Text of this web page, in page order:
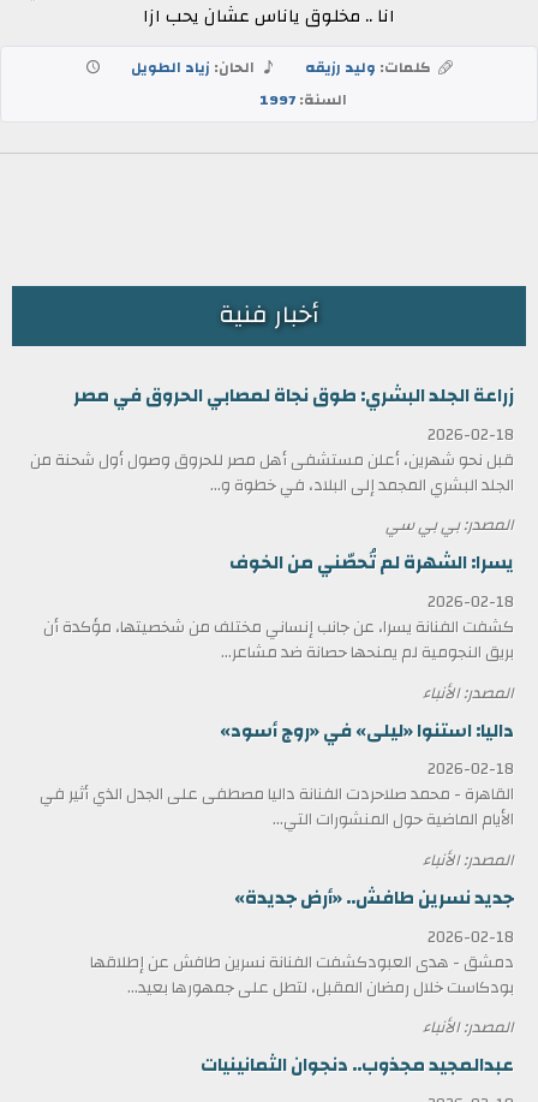
انا .. مخلوق ياناس عشان يحب ازا
كلمات: وليد رزيقه الحان: زياد الطويل
السنة:1997
أخبار فنية
زراعة الجلد البشري: طوق نجاة لمصابي الحروق في مصر
2026-02-18
قبل نحو شهرين، أعلن مستشفى أهل مصر للحروق وصول أول شحنة من
الجلد البشري المجمد إلى البلاد، في خطوة و...
المصدر: بي بي سي
يسرا: الشهرة لم تُحصّني من الخوف
2026-02-18
كشفت الفنانة يسرا، عن جانب إنساني مختلف من شخصيتها، مؤكدة أن
بريق النجومية لم يمنحها حصانة ضد مشاعر...
المصدر: الأنباء
داليا: استنوا «ليلى» في «روج أسود»
2026-02-18
القاهرة - محمد صلاحردت الفنانة داليا مصطفى على الجدل الذي أثير في
الأيام الماضية حول المنشورات التي...
المصدر: الأنباء
جديد نسرين طافش.. «أرض جديدة»
2026-02-18
دمشق - هدى العبودكشفت الفنانة نسرين طافش عن إطلاقها
بودكاست خلال رمضان المقبل، لتطل على جمهورها بعيد...
المصدر: الأنباء
عبدالمجيد مجذوب.. دنجوان الثمانينيات